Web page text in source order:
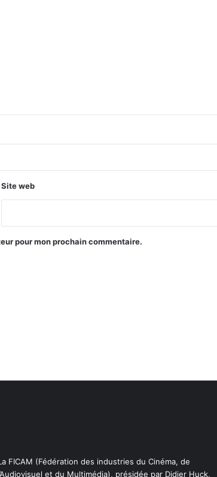
Site web
pour mon prochain commentaire.
FICAM (Fédération des industries du Cinéma, de
et du Multimédia), présidée par Didier Huck,